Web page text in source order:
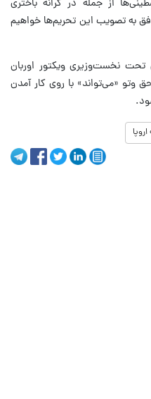
از جمله در کرانه باختری
به تصویب این تحریم‌ها خواهیم
تحت نخست‌وزیری ویکتور اوربان
وتو «می‌تواند» با روی کار آمدن